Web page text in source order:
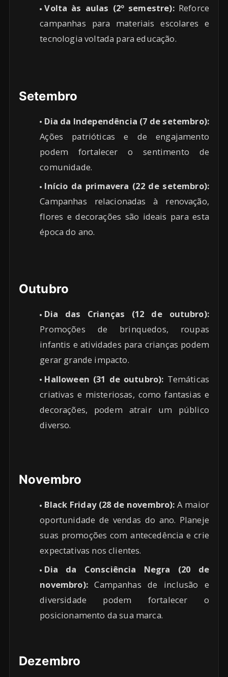
Volta às aulas (2º semestre):Reforce
campanhas para materiais escolares e
tecnologia voltada para educação.
Setembro
Dia da Independência (7 de setembro):
Ações patrióticas e de engajamento
podem fortalecer o sentimento de
comunidade.
Início da primavera (22 de setembro):
Campanhas relacionadas à renovação,
flores e decorações são ideais para esta
época do ano.
Outubro
Dia das Crianças (12 de outubro):
Promoções de brinquedos, roupas
infantis e atividades para crianças podem
gerar grande impacto.
Halloween (31 de outubro): Temáticas
criativas e misteriosas, como fantasias e
decorações, podem atrair um público
diverso.
Novembro
Black Friday (28 de novembro): A maior
oportunidade de vendas do ano. Planeje
suas promoções com antecedência e crie
expectativas nos clientes.
Dia da Consciência Negra (20 de
novembro):Campanhas de inclusão e
diversidade podem fortalecer o
posicionamento da sua marca.
Dezembro